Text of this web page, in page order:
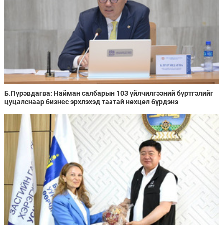
Б.Пүрэвдагва: Найман салбарын 103 үйлчилгээний бүртгэлийг
цуцалснаар бизнес эрхлэхэд таатай нөхцөл бүрдэнэ